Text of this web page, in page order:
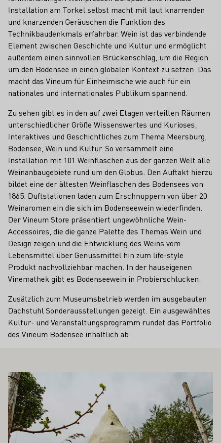
Installation am Torkel selbst macht mit laut knarrenden
und knarzenden Geräuschen die Funktion des
Technikbaudenkmals erfahrbar. Wein ist das verbindende
Element zwischen Geschichte und Kultur und ermöglicht
außerdem einen sinnvollen Brückenschlag, um die Region
um den Bodensee in einen globalen Kontext zu setzen. Das
macht das Vineum für Einheimische wie auch für ein
nationales und internationales Publikum spannend.
Zu sehen gibt es in den auf zwei Etagen verteilten Räumen
unterschiedlicher Größe Wissenswertes und Kurioses,
Interaktives und Geschichtliches zum Thema Meersburg,
Bodensee, Wein und Kultur. So versammelt eine
Installation mit 101 Weinflaschen aus der ganzen Welt alle
Weinanbaugebiete rund um den Globus. Den Auftakt hierzu
bildet eine der ältesten Weinflaschen des Bodensees von
1865. Duftstationen laden zum Erschnuppern von über 20
Weinaromen ein die sich im Bodenseewein wiederfinden.
Der Vineum Store präsentiert ungewöhnliche Wein-
Accessoires, die die ganze Palette des Themas Wein und
Design zeigen und die Entwicklung des Weins vom
Lebensmittel über Genussmittel hin zum life-style
Produkt nachvollziehbar machen. In der hauseigenen
Vinemathek gibt es Bodenseewein in Probierschlucken.
Zusätzlich zum Museumsbetrieb werden im ausgebauten
Dachstuhl Sonderausstellungen gezeigt. Ein ausgewähltes
Kultur- und Veranstaltungsprogramm rundet das Portfolio
des Vineum Bodensee inhaltlich ab.
INTERESSIEREN
Mehr erfahren